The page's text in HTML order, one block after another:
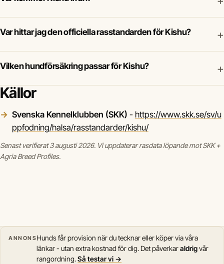
Var hittar jag den officiella rasstandarden för Kishu? +
Vilken hundförsäkring passar för Kishu? +
Källor
Svenska Kennelklubben (SKK) - https://www.skk.se/sv/u
ppfodning/halsa/rasstandarder/kishu/
Senast verifierat 3 augusti 2026. Vi uppdaterar rasdata löpande mot SKK +
Agria Breed Profiles.
ANNONSHunds får provision när du tecknar eller köper via våra
länkar - utan extra kostnad för dig. Det påverkaraldrigvår
rangordning.Så testar vi →